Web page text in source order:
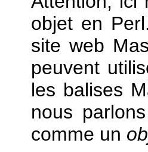
objet en
site web
peuvent
les balises
nous
comme un